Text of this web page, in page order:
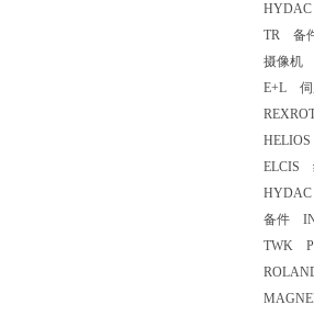
TR 备
摄像机
E+L 伺
ELCIS
HYDAC
备件
TWK